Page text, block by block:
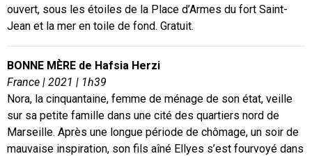
ouvert, sous les étoiles de la Place d’Armes du fort Saint-
Jean et la mer en toile de fond. Gratuit.
BONNE MÈRE de Hafsia Herzi
France | 2021 | 1h39
Nora, la cinquantaine, femme de ménage de son état, veille
sur sa petite famille dans une cité des quartiers nord de
Marseille. Après une longue période de chômage, un soir de
mauvaise inspiration, son fils aîné Ellyes s’est fourvoyé dans